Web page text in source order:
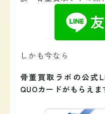
しかも今なら
骨董買取ラボの公式
QUOカードがもらえま